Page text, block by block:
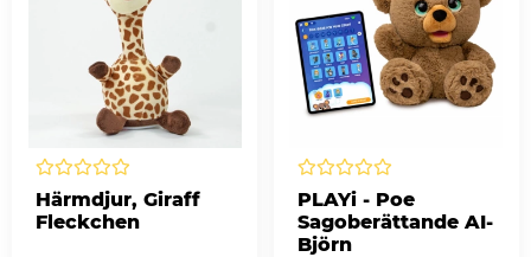
Härmdjur, Giraff
Fleckchen
PLAYi - Poe
Sagoberättande AI-
Björn